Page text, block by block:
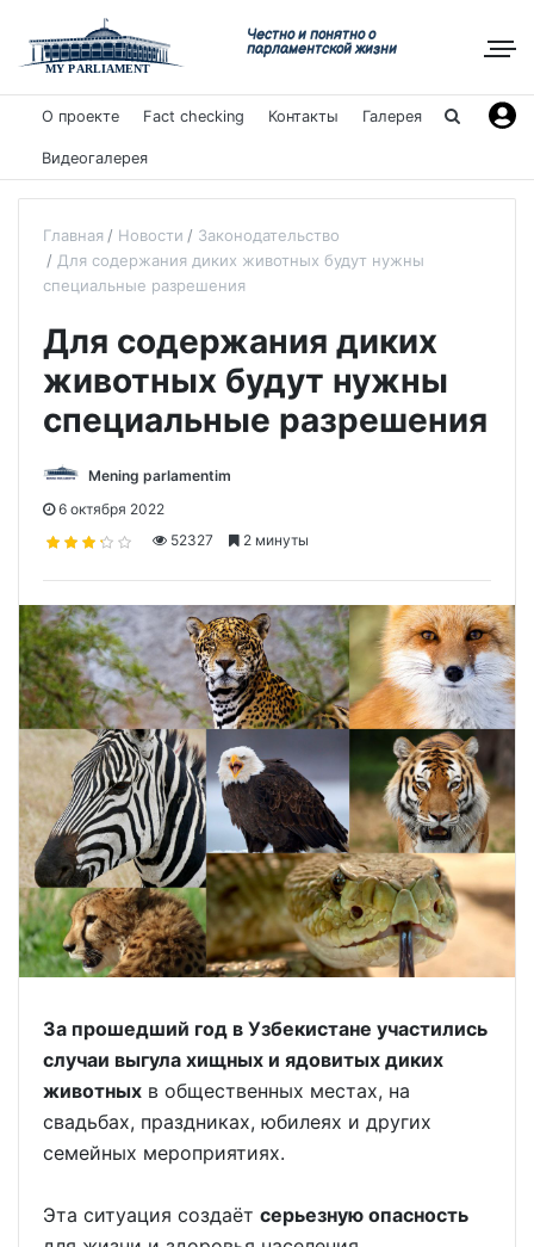
Честно и понятно о
парламентской жизни
О проекте Fact checking Контакты Галерея
Видеогалерея
Главная Новости
Законодательство
Для содержания диких животных будут нужны
специальные разрешения
Для содержания диких
животных будут нужны
специальные разрешения
Mening parlamentim
6 октября 2022
52327
2 минуты
За прошедший год в Узбекистане участились
случаи выгула хищных и ядовитых диких
животных в общественных местах, на
свадьбах, праздниках, юбилеях и других
семейных мероприятиях.
Эта ситуация создаёт серьезную опасность